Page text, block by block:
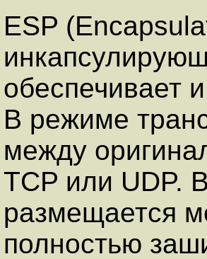
ESP
обеспечивает
В режиме
между
TCP или UDP.
размещается
полностью